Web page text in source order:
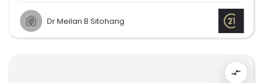
Dr Meilan B Sitohang